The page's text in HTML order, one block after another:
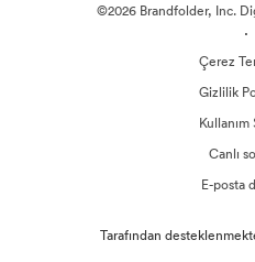
©2026 Brandfolder, Inc.
·
Çerez
Gizlilik
Kullanım
Canlı
E-posta
Tarafından